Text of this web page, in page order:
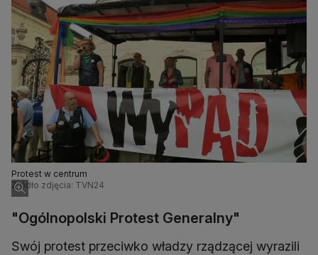
Protest w centrum
Źródło zdjęcia: TVN24
"Ogólnopolski Protest Generalny"
Swój protest przeciwko władzy rządzącej wyrazili